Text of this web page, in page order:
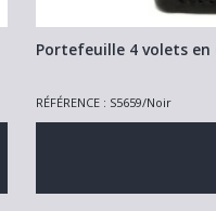
Portefeuille 4 volets
RÉFÉRENCE : S5659/Noir